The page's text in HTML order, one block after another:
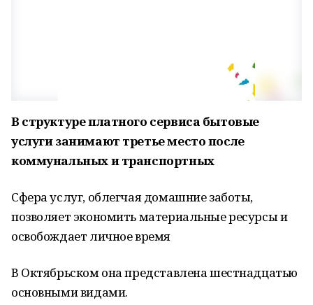
В структуре платного сервиса бытовые
услуги занимают третье место после
коммунальных и транспортных
Сфера услуг, облегчая домашние заботы,
позволяет экономить материальные ресурсы и
освобождает личное время
В Октябрьском она представлена шестнадцатью
основными видами.